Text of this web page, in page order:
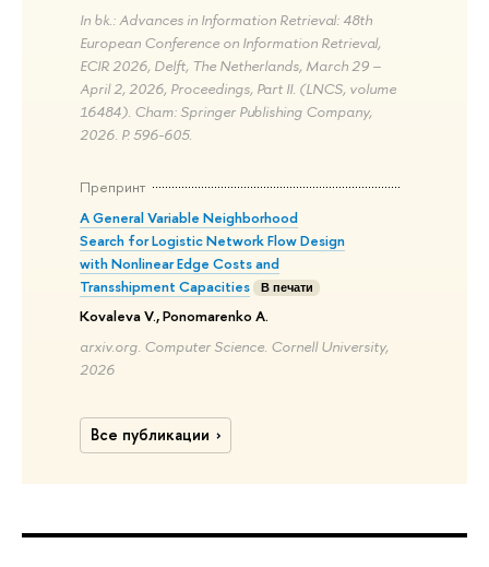
In bk.: Advances in Information Retrieval: 48th
European Conference on Information Retrieval,
ECIR 2026, Delft, The Netherlands, March 29 –
April 2, 2026, Proceedings, Part II. (LNCS, volume
16484). Cham: Springer Publishing Company,
2026. P. 596-605.
Препринт
A General Variable Neighborhood
Search for Logistic Network Flow Design
with Nonlinear Edge Costs and
Transshipment Capacities
В печати
Kovaleva V., Ponomarenko A.
arxiv.org. Computer Science. Cornell University,
2026
Все публикации